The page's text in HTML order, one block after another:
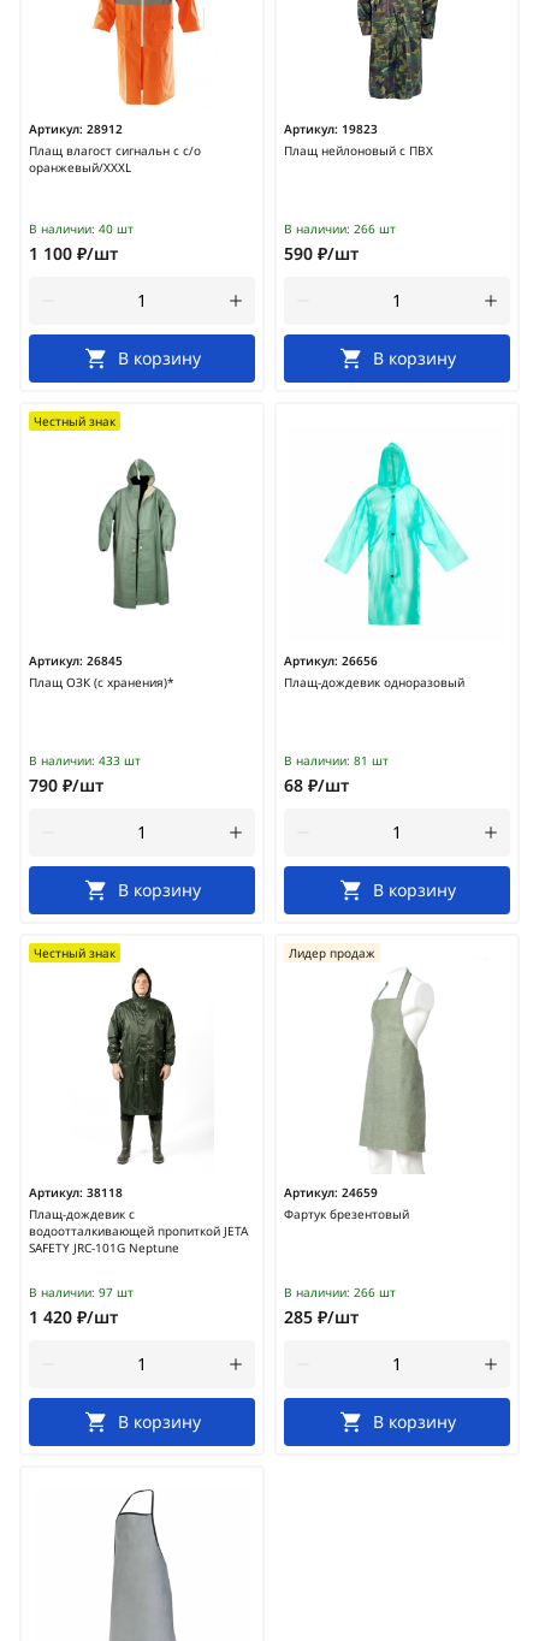
Артикул: 28912
Плащ влагост сигнальн с с/о
оранжевый/XXXL
В наличии: 40 шт
1 100 ₽/шт
В корзину
Артикул: 19823
Плащ нейлоновый с ПВХ
В наличии: 266 шт
590 ₽/шт
В корзину
Артикул: 26845
Плащ ОЗК (с хранения)*
Честный знак
В наличии: 433 шт
790 ₽/шт
В корзину
Артикул: 26656
Плащ-дождевик одноразовый
В наличии: 81 шт
68 ₽/шт
В корзину
Артикул: 38118
Плащ-дождевик с
водоотталкивающей пропиткой JETA
SAFETY JRC-101G Neptune
Честный знак
В наличии: 97 шт
1 420 ₽/шт
В корзину
Артикул: 24659
Фартук брезентовый
Лидер продаж
В наличии: 266 шт
285 ₽/шт
В корзину